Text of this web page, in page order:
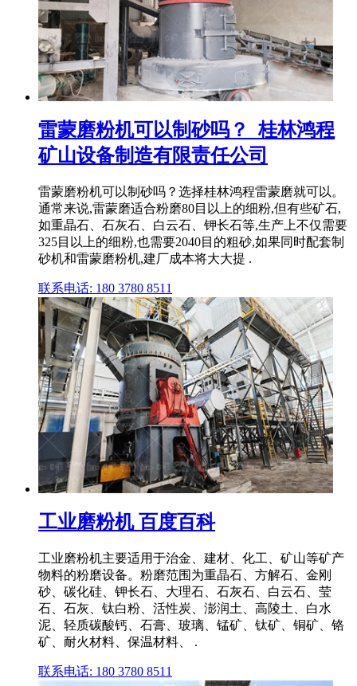
雷蒙磨粉机可以制砂吗？_桂林鸿程
矿山设备制造有限责任公司
雷蒙磨粉机可以制砂吗？选择桂林鸿程雷蒙磨就可以。
通常来说,雷蒙磨适合粉磨80目以上的细粉,但有些矿石,
如重晶石、石灰石、白云石、钾长石等,生产上不仅需要
325目以上的细粉,也需要2040目的粗砂,如果同时配套制
砂机和雷蒙磨粉机,建厂成本将大大提 .
联系电话: 180 3780 8511
工业磨粉机 百度百科
工业磨粉机主要适用于治金、建材、化工、矿山等矿产
物料的粉磨设备。粉磨范围为重晶石、方解石、金刚
砂、碳化硅、钾长石、大理石、石灰石、白云石、莹
石、石灰、钛白粉、活性炭、澎润土、高陵土、白水
泥、轻质碳酸钙、石膏、玻璃、锰矿、钛矿、铜矿、铬
矿、耐火材料、保温材料、 .
联系电话: 180 3780 8511